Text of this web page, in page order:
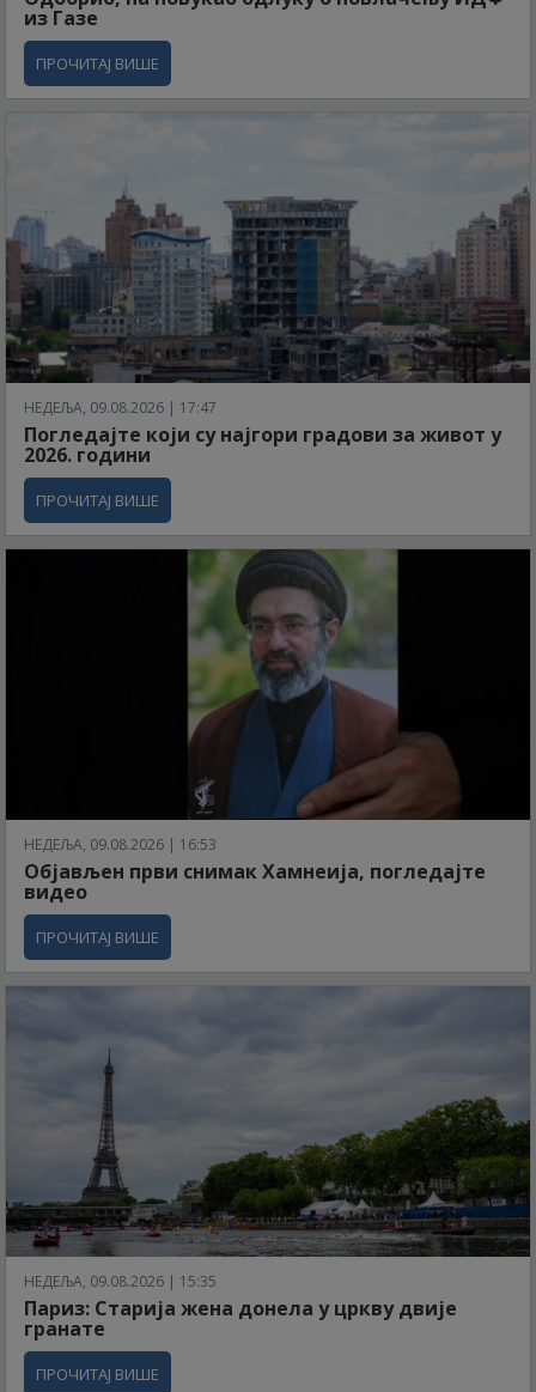
из Газе
ПРОЧИТАЈ ВИШЕ
НЕДЕЉА, 09.08.2026 | 17:47
Погледајте који су најгори градови за живот у
2026. години
ПРОЧИТАЈ ВИШЕ
НЕДЕЉА, 09.08.2026 | 16:53
Објављен први снимак Хамнеија, погледајте
видео
ПРОЧИТАЈ ВИШЕ
НЕДЕЉА, 09.08.2026 | 15:35
Париз: Старија жена донела у цркву двије
гранате
ПРОЧИТАЈ ВИШЕ